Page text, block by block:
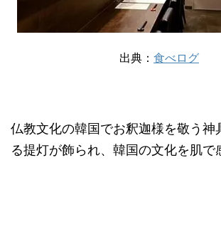
出典： 食べログ
仏教文化の韓国でお釈迦様を敬う神
る提灯が飾られ、韓国の文化を肌で